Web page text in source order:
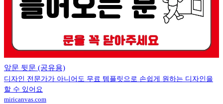
앞문 뒷문 (공유용)
디자인 전문가가 아니어도 무료 템플릿으로 손쉽게 원하는 디자인을
할 수 있어요
miricanvas.com